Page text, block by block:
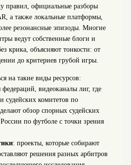
правил, официальные разборы
а также локальные платформы,
резонансные эпизоды. Многие
ведут собственные блоги и
крика, объясняют тонкости: от
до критериев грубой игры.
на такие виды ресурсов:
федераций, видеоканалы лиг, где
судейских комитетов по
обзор спорных судейских
по футболе с точки зрения
: проекты, которые собирают
решения разных арбитров